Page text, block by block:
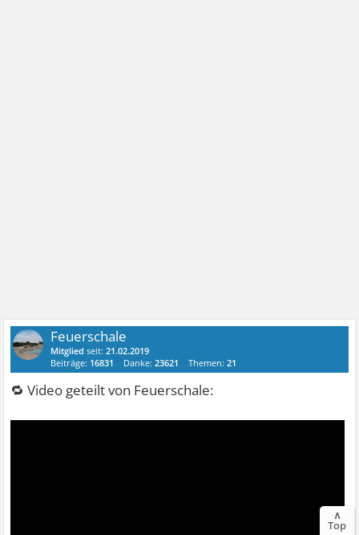
Feuerschale
Mitglied seit:21.02.2019
Beiträge: 16831 Danke:23621 Themen:21
🔁 Video geteilt von Feuerschale:
∧
Top